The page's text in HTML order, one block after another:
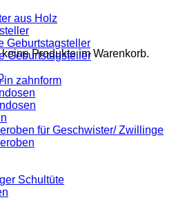
Produkte im Warenkorb.
aus Holz
Geburtstagsteller
Geburtstagsteller
in zahnform
für Geschwister/ Zwillinge
Schultüte